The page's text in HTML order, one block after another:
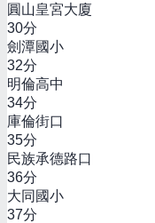
圓山皇宮大廈
30分
劍潭國小
32分
明倫高中
34分
庫倫街口
35分
民族承德路口
36分
大同國小
37分